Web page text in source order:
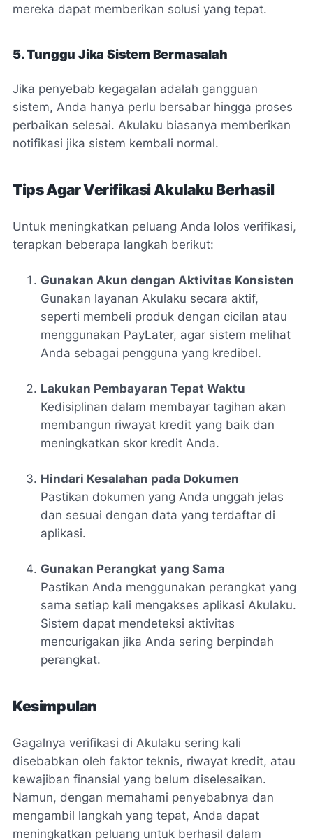
mereka dapat memberikan solusi yang tepat.
5. Tunggu Jika Sistem Bermasalah
Jika penyebab kegagalan adalah gangguan
sistem, Anda hanya perlu bersabar hingga proses
perbaikan selesai. Akulaku biasanya memberikan
notifikasi jika sistem kembali normal.
Tips Agar Verifikasi Akulaku Berhasil
Untuk meningkatkan peluang Anda lolos verifikasi,
terapkan beberapa langkah berikut:
Gunakan Akun dengan Aktivitas Konsisten
Gunakan layanan Akulaku secara aktif,
seperti membeli produk dengan cicilan atau
menggunakan PayLater, agar sistem melihat
Anda sebagai pengguna yang kredibel.
Lakukan Pembayaran Tepat Waktu
Kedisiplinan dalam membayar tagihan akan
membangun riwayat kredit yang baik dan
meningkatkan skor kredit Anda.
Hindari Kesalahan pada Dokumen
Pastikan dokumen yang Anda unggah jelas
dan sesuai dengan data yang terdaftar di
aplikasi.
Gunakan Perangkat yang Sama
Pastikan Anda menggunakan perangkat yang
sama setiap kali mengakses aplikasi Akulaku.
Sistem dapat mendeteksi aktivitas
mencurigakan jika Anda sering berpindah
perangkat.
Kesimpulan
Gagalnya verifikasi di Akulaku sering kali
disebabkan oleh faktor teknis, riwayat kredit, atau
kewajiban finansial yang belum diselesaikan.
Namun, dengan memahami penyebabnya dan
mengambil langkah yang tepat, Anda dapat
meningkatkan peluang untuk berhasil dalam